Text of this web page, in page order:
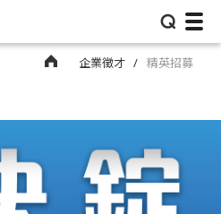
⌕
企業徵才 精英招募